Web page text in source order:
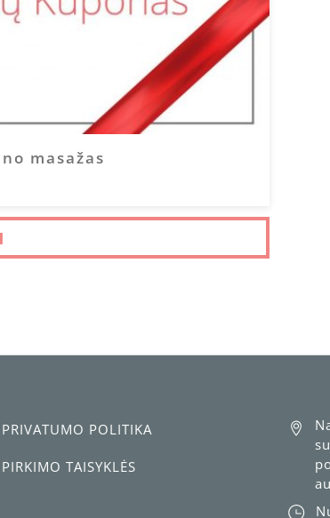
masažas
PRIVATUMO POLITIKA
PIRKIMO TAISYKLĖS